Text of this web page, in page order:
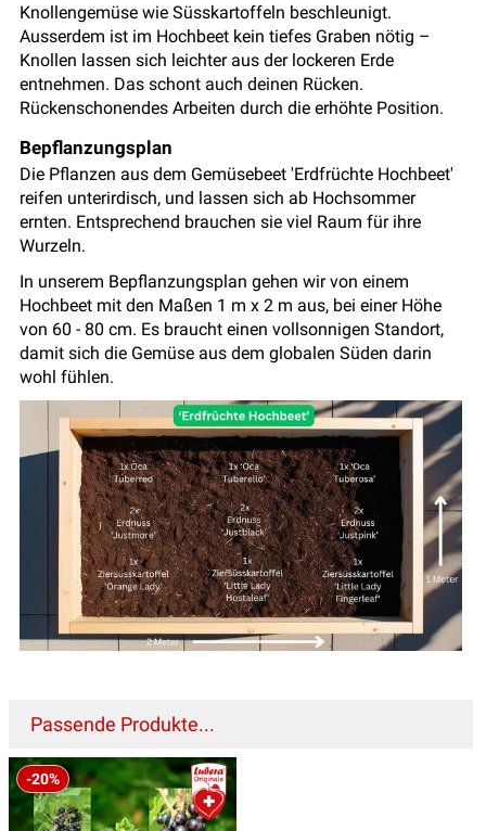
Knollengemüse wie Süsskartoffeln beschleunigt.
Ausserdem ist im Hochbeet kein tiefes Graben nötig –
Knollen lassen sich leichter aus der lockeren Erde
entnehmen. Das schont auch deinen Rücken.
Rückenschonendes Arbeiten durch die erhöhte Position.
Bepflanzungsplan
Die Pflanzen aus dem Gemüsebeet 'Erdfrüchte Hochbeet'
reifen unterirdisch, und lassen sich ab Hochsommer
ernten. Entsprechend brauchen sie viel Raum für ihre
Wurzeln.
In unserem Bepflanzungsplan gehen wir von einem
Hochbeet mit den Maßen 1 m x 2 m aus, bei einer Höhe
von 60 - 80 cm. Es braucht einen vollsonnigen Standort,
damit sich die Gemüse aus dem globalen Süden darin
wohl fühlen.
Passende Produkte...
-20%